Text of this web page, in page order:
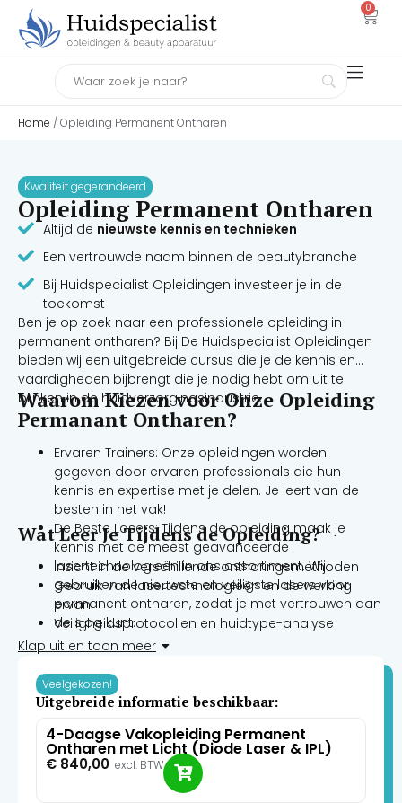
0
Home / Opleiding Permanent Ontharen
Kwaliteit gegerandeerd
Opleiding Permanent Ontharen
Altijd de nieuwste kennis en technieken
Een vertrouwde naam binnen de beautybranche
Bij Huidspecialist Opleidingen investeer je in de
toekomst
Ben je op zoek naar een professionele opleiding in
permanent ontharen? Bij De Huidspecialist Opleidingen
bieden wij een uitgebreide cursus die je de kennis en
vaardigheden bijbrengt die je nodig hebt om uit te
blinken in de huidverzorgingsindustrie.
Waarom Kiezen voor Onze Opleiding
Permanant Ontharen?
Ervaren Trainers: Onze opleidingen worden
gegeven door ervaren professionals die hun
kennis en expertise met je delen. Je leert van de
besten in het vak!
De Beste Lasers: Tijdens de opleiding maak je
kennis met de meest geavanceerde
lasertechnologieën in ons assortiment. Wij
gebruiken de nieuwste en veiligste lasers voor
permanent ontharen, zodat je met vertrouwen aan
de slag kunt.
Praktijkgerichte Training: Onze opleiding is
te brengen, maar ook praktische vaardigheden. Je
krijgt de kans om te oefenen met de apparatuur in
Flexibele Opleidingsmogelijkheden: Kies uit
verschillende cursusvormen en -data die passen
bij jouw agenda. Of je nu fulltime of parttime wilt
studeren, wij hebben mogelijkheden die bij jou
Wat Leer Je Tijdens de Opleiding?
Inzicht in de verschillende ontharingsmethoden
Gebruik van lasertechnologieën en de werking
ervan
Veiligheidsprotocollen en huidtype-analyse
Klantcommunicatie en adviesvaardigheden
met onze lasers
Klap uit en toon meer
Uitgebreide informatie beschikbaar:
Veelgekozen!
4-Daagse Vakopleiding Permanent
Ontharen met Licht (Diode Laser & IPL)
€ 840,00 excl. BTW